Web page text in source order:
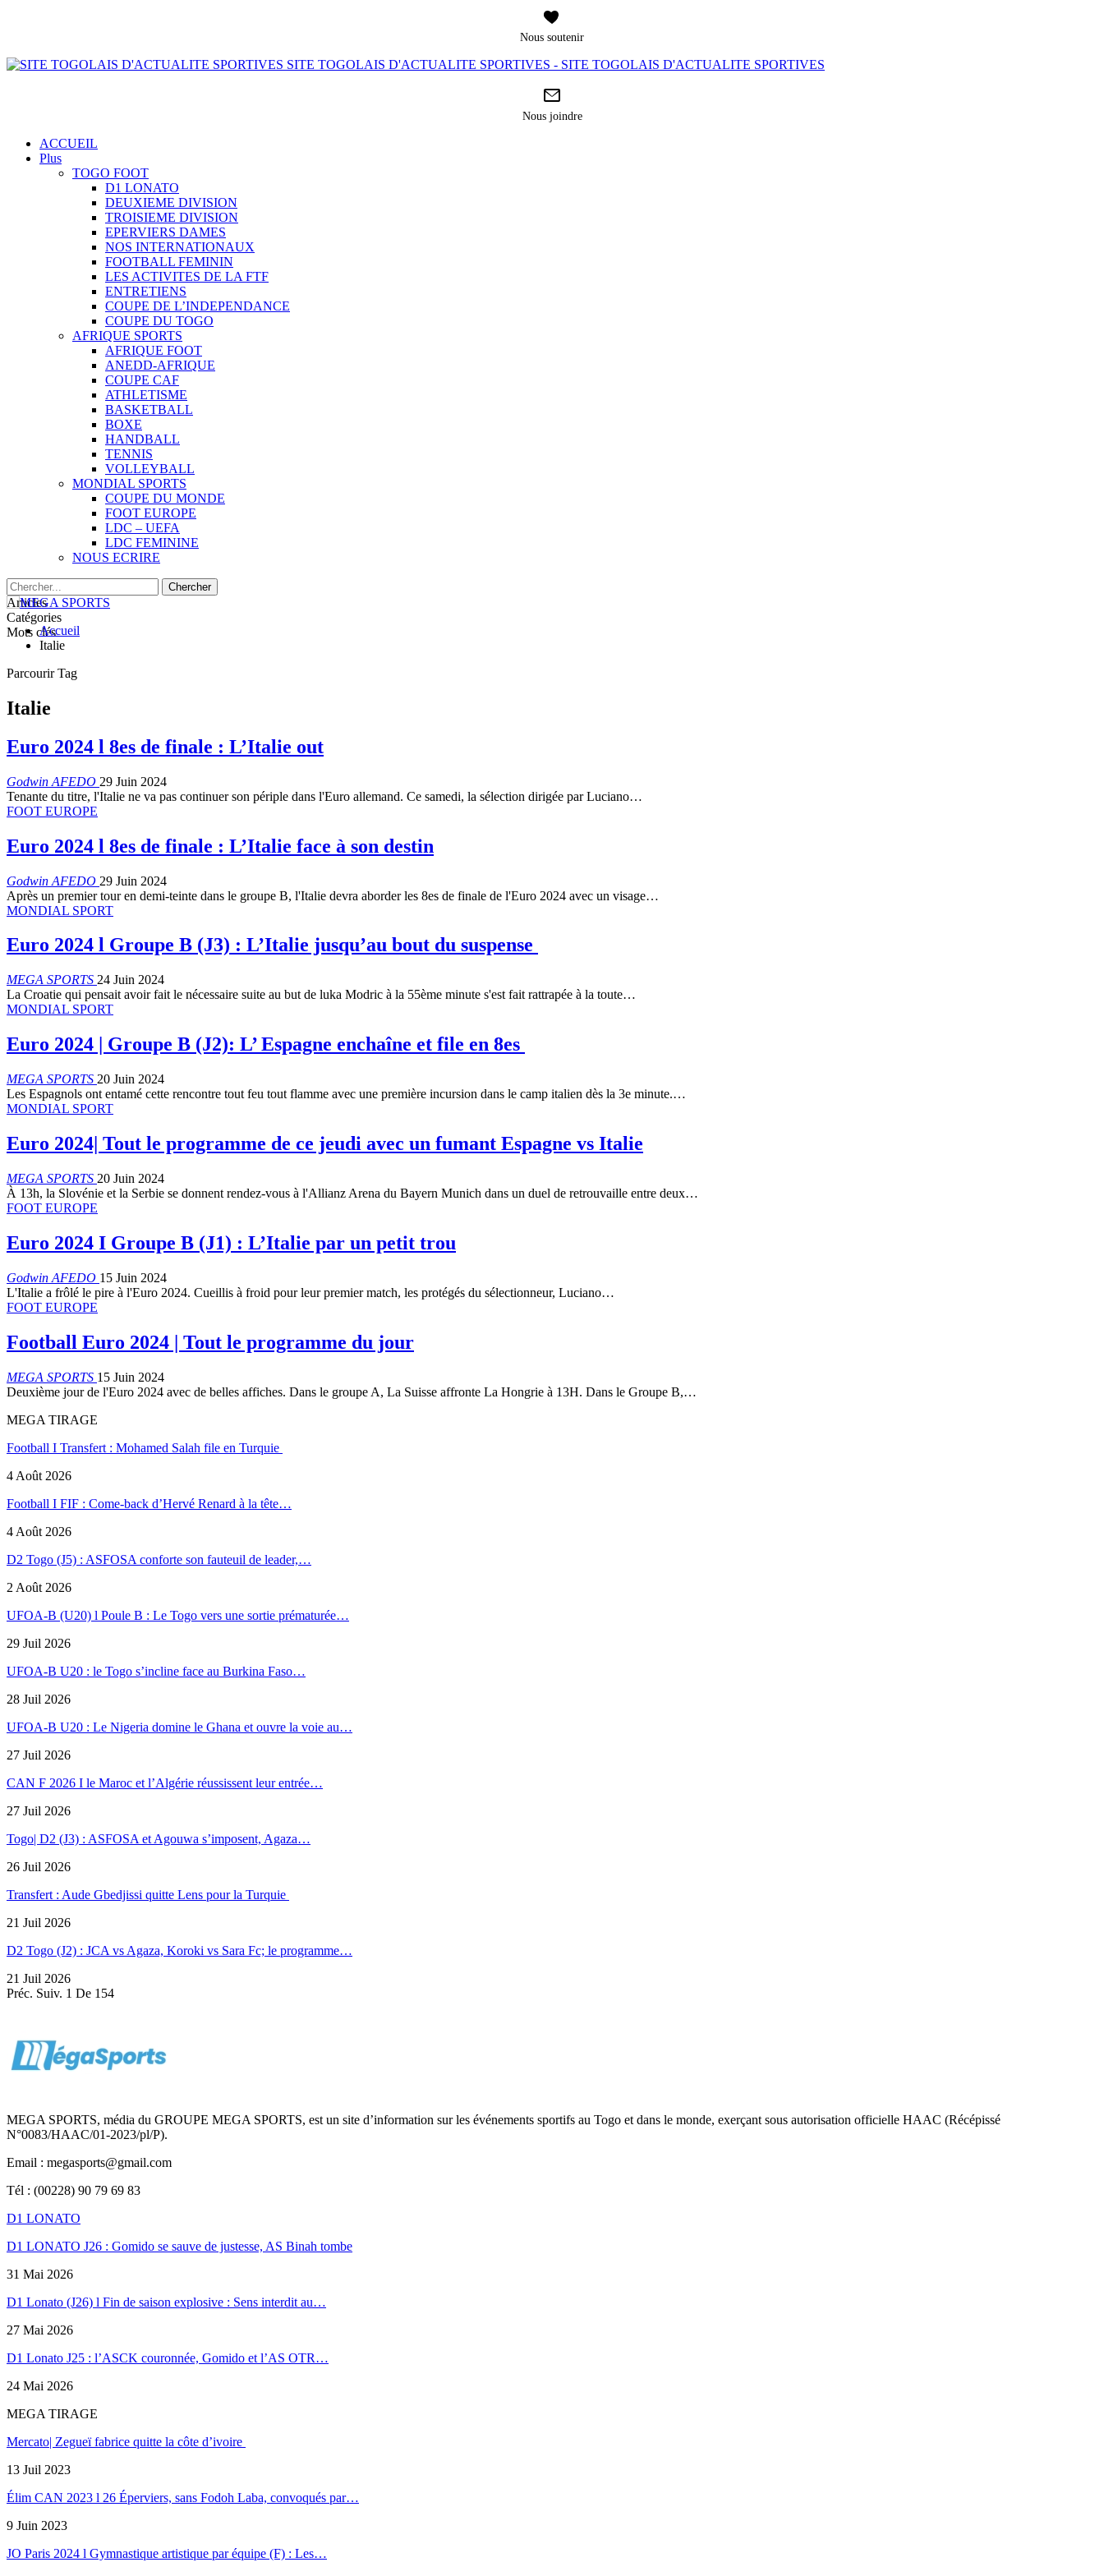
Nous soutenir
SITE TOGOLAIS D'ACTUALITE SPORTIVES - SITE TOGOLAIS D'ACTUALITE SPORTIVES
Nous joindre
ACCUEIL
Plus
TOGO FOOT
D1 LONATO
DEUXIEME DIVISION
TROISIEME DIVISION
EPERVIERS DAMES
NOS INTERNATIONAUX
FOOTBALL FEMININ
LES ACTIVITES DE LA FTF
ENTRETIENS
COUPE DE L’INDEPENDANCE
COUPE DU TOGO
AFRIQUE SPORTS
AFRIQUE FOOT
ANEDD-AFRIQUE
COUPE CAF
ATHLETISME
BASKETBALL
BOXE
HANDBALL
TENNIS
VOLLEYBALL
MONDIAL SPORTS
COUPE DU MONDE
FOOT EUROPE
LDC – UEFA
LDC FEMININE
NOUS ECRIRE
Articles
Catégories
Mots clésAccueil
Italie
Parcourir Tag
Italie
Euro 2024 l 8es de finale : L’Italie out
Godwin AFEDO 29 Juin 2024
Tenante du titre, l'Italie ne va pas continuer son périple dans l'Euro allemand. Ce samedi, la sélection dirigée par Luciano…
FOOT EUROPE
Euro 2024 l 8es de finale : L’Italie face à son destin
Godwin AFEDO 29 Juin 2024
Après un premier tour en demi-teinte dans le groupe B, l'Italie devra aborder les 8es de finale de l'Euro 2024 avec un visage…
MONDIAL SPORT
Euro 2024 l Groupe B (J3) : L’Italie jusqu’au bout du suspense
MEGA SPORTS 24 Juin 2024
La Croatie qui pensait avoir fait le nécessaire suite au but de luka Modric à la 55ème minute s'est fait rattrapée à la toute…
MONDIAL SPORT
Euro 2024 | Groupe B (J2): L’ Espagne enchaîne et file en 8es
MEGA SPORTS 20 Juin 2024
Les Espagnols ont entamé cette rencontre tout feu tout flamme avec une première incursion dans le camp italien dès la 3e minute.…
MONDIAL SPORT
Euro 2024| Tout le programme de ce jeudi avec un fumant Espagne vs Italie
MEGA SPORTS 20 Juin 2024
À 13h, la Slovénie et la Serbie se donnent rendez-vous à l'Allianz Arena du Bayern Munich dans un duel de retrouvaille entre deux…
FOOT EUROPE
Euro 2024 I Groupe B (J1) : L’Italie par un petit trou
Godwin AFEDO 15 Juin 2024
L'Italie a frôlé le pire à l'Euro 2024. Cueillis à froid pour leur premier match, les protégés du sélectionneur, Luciano…
FOOT EUROPE
Football Euro 2024 | Tout le programme du jour
MEGA SPORTS 15 Juin 2024
Deuxième jour de l'Euro 2024 avec de belles affiches. Dans le groupe A, La Suisse affronte La Hongrie à 13H. Dans le Groupe B,…
MEGA TIRAGE
Football I Transfert : Mohamed Salah file en Turquie
4 Août 2026
Football I FIF : Come-back d’Hervé Renard à la tête…
4 Août 2026
D2 Togo (J5) : ASFOSA conforte son fauteuil de leader,…
2 Août 2026
UFOA-B (U20) l Poule B : Le Togo vers une sortie prématurée…
29 Juil 2026
UFOA-B U20 : le Togo s’incline face au Burkina Faso…
28 Juil 2026
UFOA-B U20 : Le Nigeria domine le Ghana et ouvre la voie au…
27 Juil 2026
CAN F 2026 I le Maroc et l’Algérie réussissent leur entrée…
27 Juil 2026
Togo| D2 (J3) : ASFOSA et Agouwa s’imposent, Agaza…
26 Juil 2026
Transfert : Aude Gbedjissi quitte Lens pour la Turquie
21 Juil 2026
D2 Togo (J2) : JCA vs Agaza, Koroki vs Sara Fc; le programme…
21 Juil 2026
Préc. Suiv. 1 De 154
MEGA SPORTS, média du GROUPE MEGA SPORTS, est un site d’information sur les événements sportifs au Togo et dans le monde, exerçant sous autorisation officielle HAAC (Récépissé
N°0083/HAAC/01-2023/pl/P).
Email : megasports@gmail.com
Tél : (00228) 90 79 69 83
D1 LONATO
D1 LONATO J26 : Gomido se sauve de justesse, AS Binah tombe
31 Mai 2026
D1 Lonato (J26) l Fin de saison explosive : Sens interdit au…
27 Mai 2026
D1 Lonato J25 : l’ASCK couronnée, Gomido et l’AS OTR…
24 Mai 2026
MEGA TIRAGE
Mercato| Zegueï fabrice quitte la côte d’ivoire
13 Juil 2023
Élim CAN 2023 l 26 Éperviers, sans Fodoh Laba, convoqués par…
9 Juin 2023
JO Paris 2024 l Gymnastique artistique par équipe (F) : Les…